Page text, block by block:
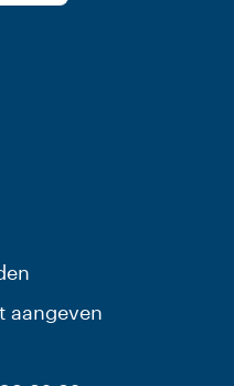
aangeven